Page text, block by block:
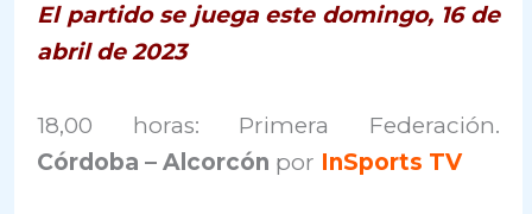
El partido se juega este domingo, 16 de
abril de 2023
18,00 horas: Primera Federación.
Córdoba – Alcorcón por InSports TV